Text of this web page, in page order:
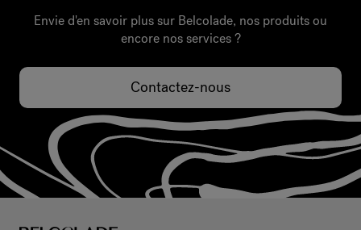
Envie d'en savoir plus sur Belcolade, nos produits ou
encore nos services ?
Contactez-nous